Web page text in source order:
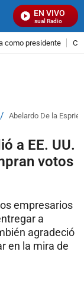
EN VIVO
Señal Visual Radio
como presidente
/ Abelardo De la
a EE. UU.
votos
empresarios
a
agradeció
en la mira de